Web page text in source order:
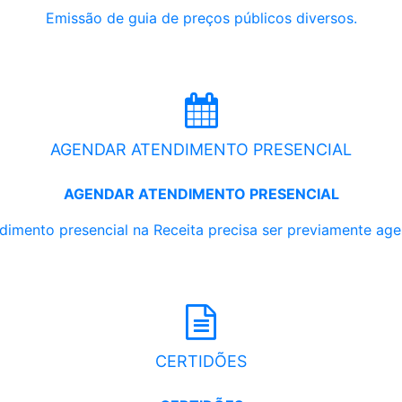
Emissão de guia de preços públicos diversos.
AGENDAR ATENDIMENTO PRESENCIAL
AGENDAR ATENDIMENTO PRESENCIAL
presencial na Receita precisa ser previamente
CERTIDÕES